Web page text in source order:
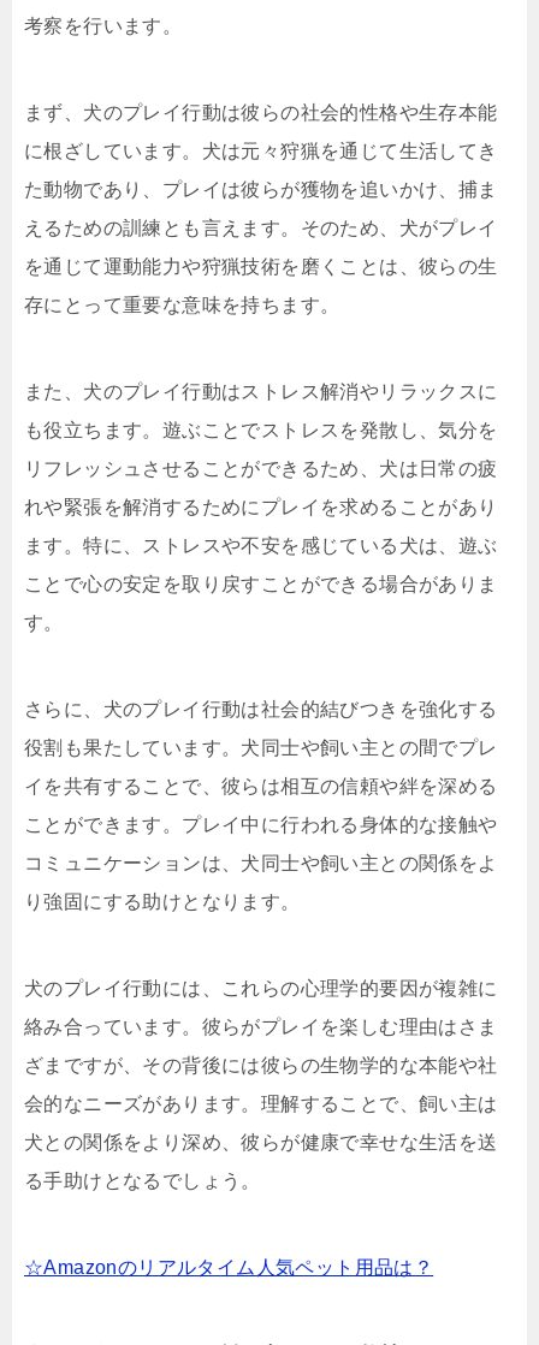
考察を行います。
まず、犬のプレイ行動は彼らの社会的性格や生存本能
に根ざしています。犬は元々狩猟を通じて生活してき
た動物であり、プレイは彼らが獲物を追いかけ、捕ま
えるための訓練とも言えます。そのため、犬がプレイ
を通じて運動能力や狩猟技術を磨くことは、彼らの生
存にとって重要な意味を持ちます。
また、犬のプレイ行動はストレス解消やリラックスに
も役立ちます。遊ぶことでストレスを発散し、気分を
リフレッシュさせることができるため、犬は日常の疲
れや緊張を解消するためにプレイを求めることがあり
ます。特に、ストレスや不安を感じている犬は、遊ぶ
ことで心の安定を取り戻すことができる場合がありま
す。
さらに、犬のプレイ行動は社会的結びつきを強化する
役割も果たしています。犬同士や飼い主との間でプレ
イを共有することで、彼らは相互の信頼や絆を深める
ことができます。プレイ中に行われる身体的な接触や
コミュニケーションは、犬同士や飼い主との関係をよ
り強固にする助けとなります。
犬のプレイ行動には、これらの心理学的要因が複雑に
絡み合っています。彼らがプレイを楽しむ理由はさま
ざまですが、その背後には彼らの生物学的な本能や社
会的なニーズがあります。理解することで、飼い主は
犬との関係をより深め、彼らが健康で幸せな生活を送
る手助けとなるでしょう。
☆Amazonのリアルタイム人気ペット用品は？